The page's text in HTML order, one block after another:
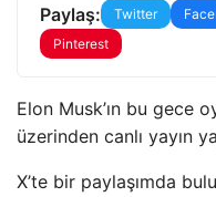
Paylaş: Twitter
Pinterest
Elon Musk’ın bu gece
üzerinden canlı yayın
X’te bir paylaşımda